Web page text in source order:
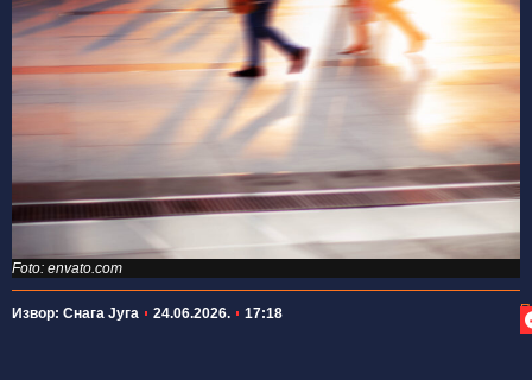
Foto: envato.com
Извор: Снага Југа 24.06.2026. 17:18